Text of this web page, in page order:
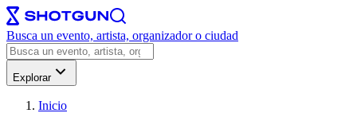
Busca un evento, artista, organizador o ciudad
Explorar
Inicio